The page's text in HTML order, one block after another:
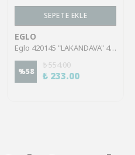
SEPETE EKLE
EGLO
Eglo 420145 "LAKANDAVA" 45X30Cm Polyester Gri Geyik Amerikan Servisi
%58
₺ 554.00
₺ 233.00